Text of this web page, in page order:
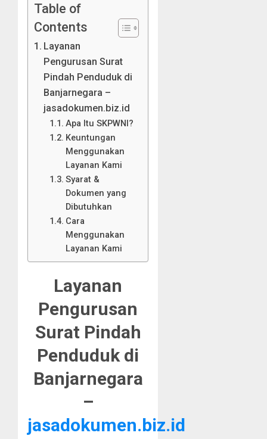
Table of
Contents
Layanan
Pengurusan Surat
Pindah Penduduk di
Banjarnegara –
jasadokumen.biz.id
Apa Itu SKPWNI?
Keuntungan
Menggunakan
Layanan Kami
Syarat &
Dokumen yang
Dibutuhkan
Cara
Menggunakan
Layanan Kami
Layanan
Pengurusan
Surat Pindah
Penduduk di
Banjarnegara
–
jasadokumen.biz.id